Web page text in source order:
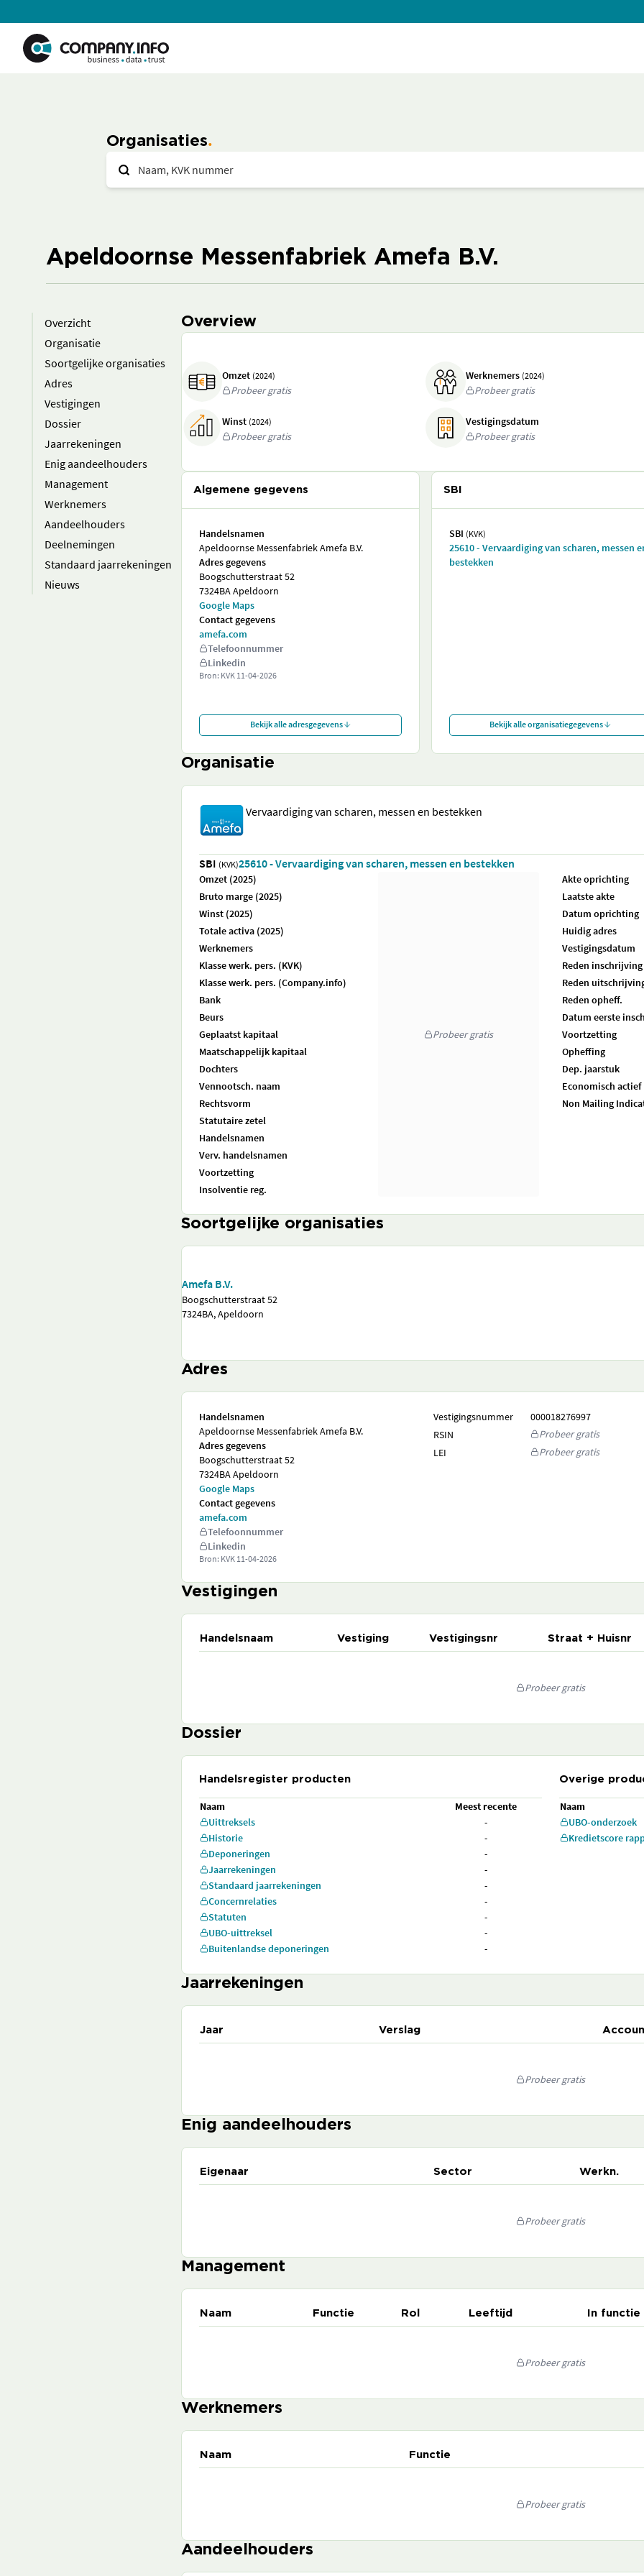
Organisaties
Apeldoornse Messenfabriek Amefa B.V.
Overzicht
Organisatie
Soortgelijke organisaties
Adres
Vestigingen
Dossier
Jaarrekeningen
Enig aandeelhouders
Management
Werknemers
Aandeelhouders
Deelnemingen
Standaard jaarrekeningen
Nieuws
Overview
Omzet (2024)
Probeer gratis
Werknemers (2024)
Probeer gratis
Winst (2024)
Probeer gratis
Vestigingsdatum
Probeer gratis
Algemene gegevens
Handelsnamen
Apeldoornse Messenfabriek Amefa B.V.
Adres gegevens
Boogschutterstraat 52
7324BA Apeldoorn
Google Maps
Contact gegevens
amefa.com
Telefoonnummer
Linkedin
Bron: KVK 11-04-2026
Bekijk alle adresgegevens
SBI
SBI (KVK)
25610 - Vervaardiging van scharen, messen
bestekken
Bekijk alle organisatiegegevens
Organisatie
Vervaardiging van scharen, messen en bestekken
SBI (KVK)25610 - Vervaardiging van scharen, messen en bestekken
Omzet (2025)
Bruto marge (2025)
Winst (2025)
Totale activa (2025)
Werknemers
Klasse werk. pers. (KVK)
Klasse werk. pers. (Company.info)
Bank
Beurs
Geplaatst kapitaal
Maatschappelijk kapitaal
Dochters
Vennootsch. naam
Rechtsvorm
Statutaire zetel
Handelsnamen
Verv. handelsnamen
Voortzetting
Insolventie reg.
Probeer gratis
Akte oprichting
Laatste akte
Datum oprichting
Huidig adres
Vestigingsdatum
Reden inschrijving
Reden
Reden opheff.
Datum eerste
Voortzetting
Opheffing
Dep. jaarstuk
Economisch actief
Non Mailing
Soortgelijke organisaties
Amefa B.V.
Boogschutterstraat 52
7324BA, Apeldoorn
Adres
Handelsnamen
Apeldoornse Messenfabriek Amefa B.V.
Adres gegevens
Boogschutterstraat 52
7324BA Apeldoorn
Google Maps
Contact gegevens
amefa.com
Telefoonnummer
Linkedin
Bron: KVK 11-04-2026
Vestigingsnummer
000018276997
RSIN
Probeer gratis
LEI
Probeer gratis
Vestigingen
Handelsnaam Vestiging Vestigingsnr Straat + Huisnr
Probeer gratis
Dossier
Handelsregister producten
Naam
Meest recente
Uittreksels
-
Historie
-
Deponeringen
-
Jaarrekeningen
-
Standaard jaarrekeningen
-
Concernrelaties
-
Statuten
-
UBO-uittreksel
-
Buitenlandse deponeringen
-
Overige
Naam
UBO-onderzoek
Kredietscore
Jaarrekeningen
Jaar Verslag
Probeer gratis
Enig aandeelhouders
Eigenaar Sector Werkn.
Probeer gratis
Management
Naam Functie Rol Leeftijd In functie
Probeer gratis
Werknemers
Naam Functie
Probeer gratis
Aandeelhouders